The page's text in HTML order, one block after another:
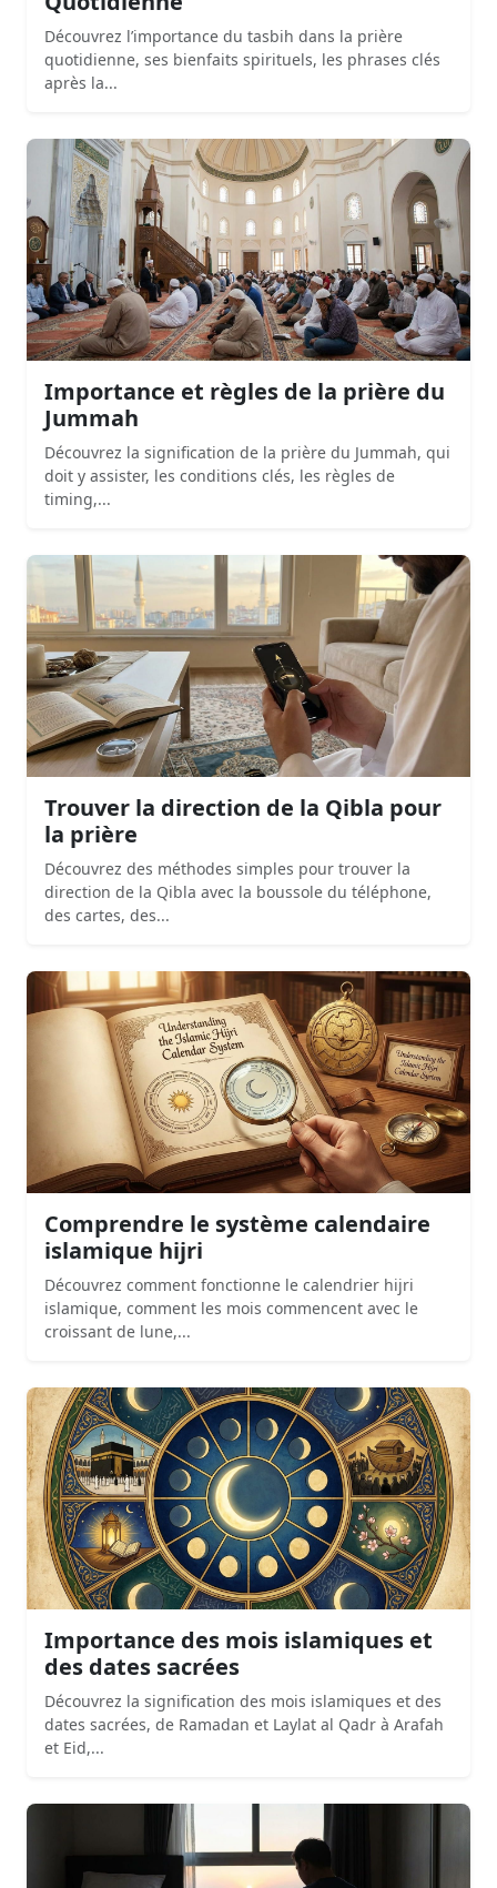
Découvrez l’importance du tasbih dans la prière
quotidienne, ses bienfaits spirituels, les phrases clés
après la...
Importance et règles de la prière du
Jummah
Découvrez la signification de la prière du Jummah, qui
doit y assister, les conditions clés, les règles de
timing,...
Trouver la direction de la Qibla pour
la prière
Découvrez des méthodes simples pour trouver la
direction de la Qibla avec la boussole du téléphone,
des cartes, des...
Comprendre le système calendaire
islamique hijri
Découvrez comment fonctionne le calendrier hijri
islamique, comment les mois commencent avec le
croissant de lune,...
Importance des mois islamiques et
des dates sacrées
Découvrez la signification des mois islamiques et des
dates sacrées, de Ramadan et Laylat al Qadr à Arafah
et Eid,...